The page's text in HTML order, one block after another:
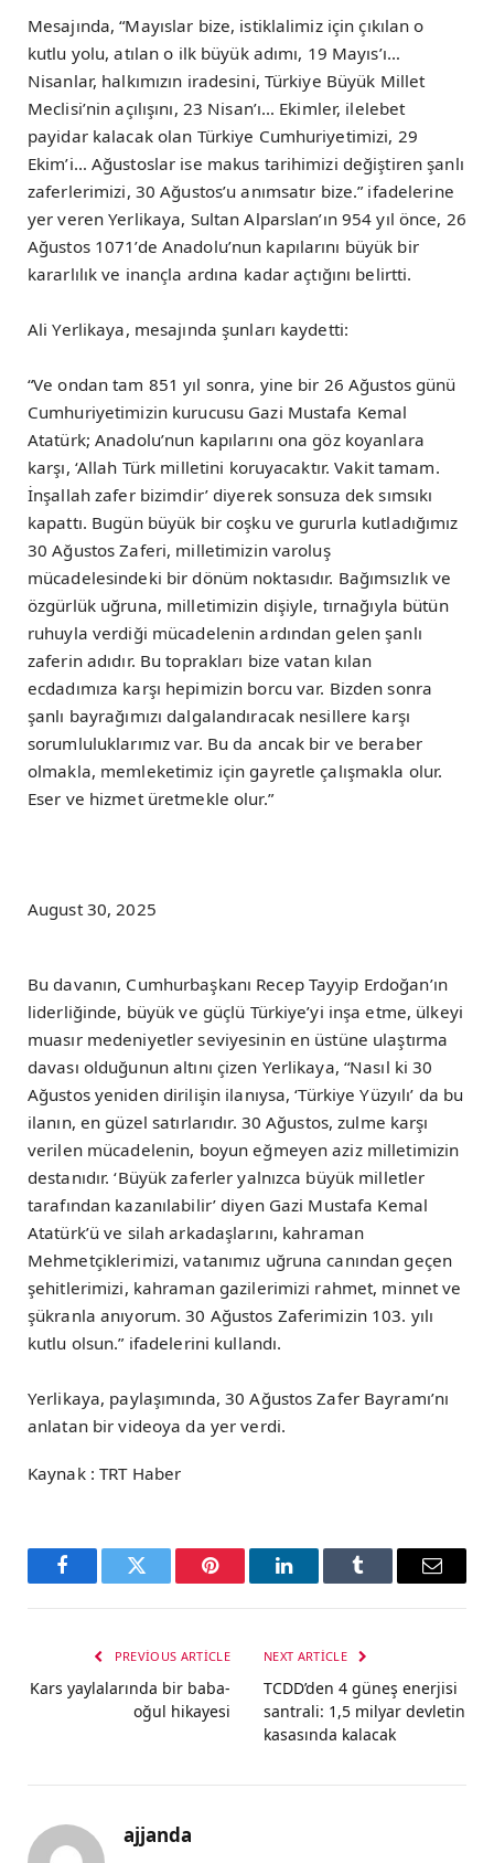
Mesajında, “Mayıslar bize, istiklalimiz için çıkılan o
kutlu yolu, atılan o ilk büyük adımı, 19 Mayıs’ı…
Nisanlar, halkımızın iradesini, Türkiye Büyük Millet
Meclisi’nin açılışını, 23 Nisan’ı… Ekimler, ilelebet
payidar kalacak olan Türkiye Cumhuriyetimizi, 29
Ekim’i… Ağustoslar ise makus tarihimizi değiştiren şanlı
zaferlerimizi, 30 Ağustos’u anımsatır bize.” ifadelerine
yer veren Yerlikaya, Sultan Alparslan’ın 954 yıl önce, 26
Ağustos 1071’de Anadolu’nun kapılarını büyük bir
kararlılık ve inançla ardına kadar açtığını belirtti.
Ali Yerlikaya, mesajında şunları kaydetti:
“Ve ondan tam 851 yıl sonra, yine bir 26 Ağustos günü
Cumhuriyetimizin kurucusu Gazi Mustafa Kemal
Atatürk; Anadolu’nun kapılarını ona göz koyanlara
karşı, ‘Allah Türk milletini koruyacaktır. Vakit tamam.
İnşallah zafer bizimdir’ diyerek sonsuza dek sımsıkı
kapattı. Bugün büyük bir coşku ve gururla kutladığımız
30 Ağustos Zaferi, milletimizin varoluş
mücadelesindeki bir dönüm noktasıdır. Bağımsızlık ve
özgürlük uğruna, milletimizin dişiyle, tırnağıyla bütün
ruhuyla verdiği mücadelenin ardından gelen şanlı
zaferin adıdır. Bu toprakları bize vatan kılan
ecdadımıza karşı hepimizin borcu var. Bizden sonra
şanlı bayrağımızı dalgalandıracak nesillere karşı
sorumluluklarımız var. Bu da ancak bir ve beraber
olmakla, memleketimiz için gayretle çalışmakla olur.
Eser ve hizmet üretmekle olur.”
August 30, 2025
Bu davanın, Cumhurbaşkanı Recep Tayyip Erdoğan’ın
liderliğinde, büyük ve güçlü Türkiye’yi inşa etme, ülkeyi
muasır medeniyetler seviyesinin en üstüne ulaştırma
davası olduğunun altını çizen Yerlikaya, “Nasıl ki 30
Ağustos yeniden dirilişin ilanıysa, ‘Türkiye Yüzyılı’ da bu
ilanın, en güzel satırlarıdır. 30 Ağustos, zulme karşı
verilen mücadelenin, boyun eğmeyen aziz milletimizin
destanıdır. ‘Büyük zaferler yalnızca büyük milletler
tarafından kazanılabilir’ diyen Gazi Mustafa Kemal
Atatürk’ü ve silah arkadaşlarını, kahraman
Mehmetçiklerimizi, vatanımız uğruna canından geçen
şehitlerimizi, kahraman gazilerimizi rahmet, minnet ve
şükranla anıyorum. 30 Ağustos Zaferimizin 103. yılı
kutlu olsun.” ifadelerini kullandı.
Yerlikaya, paylaşımında, 30 Ağustos Zafer Bayramı’nı
anlatan bir videoya da yer verdi.
Kaynak : TRT Haber
FacebookTwitter Pinterest LinkedInTumblr Email
PREVIOUS ARTICLE
Kars yaylalarında bir baba-
oğul hikayesi
NEXT ARTICLE
TCDD’den 4 güneş enerjisi
santrali: 1,5 milyar devletin
kasasında kalacak
ajjanda